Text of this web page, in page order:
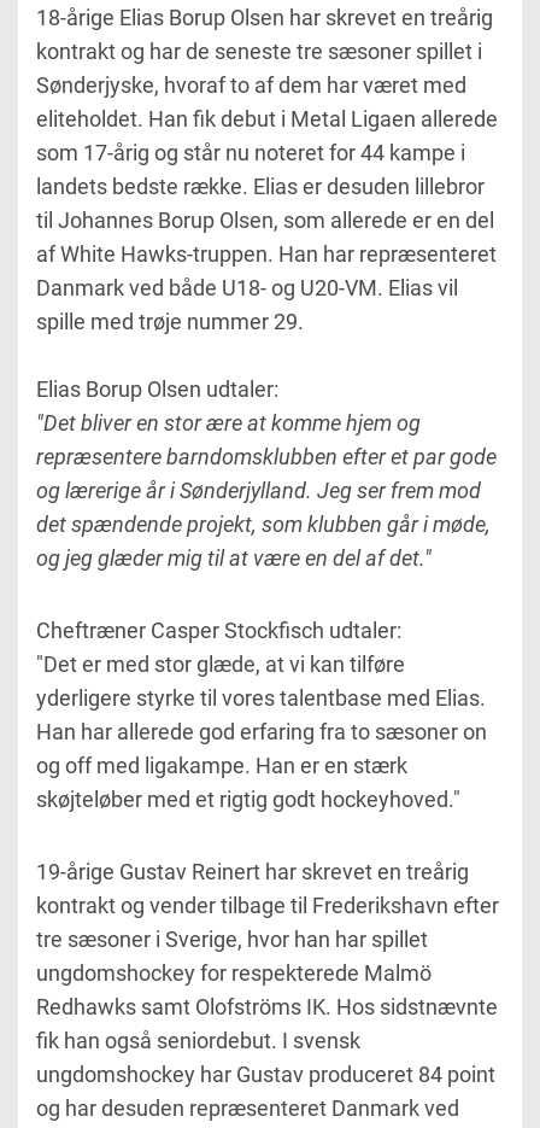
18-årige Elias Borup Olsen har skrevet en treårig
kontrakt og har de seneste tre sæsoner spillet i
Sønderjyske, hvoraf to af dem har været med
eliteholdet. Han fik debut i Metal Ligaen allerede
som 17-årig og står nu noteret for 44 kampe i
landets bedste række. Elias er desuden lillebror
til Johannes Borup Olsen, som allerede er en del
af White Hawks-truppen. Han har repræsenteret
Danmark ved både U18- og U20-VM. Elias vil
spille med trøje nummer 29.
Elias Borup Olsen udtaler:
"Det bliver en stor ære at komme hjem og
repræsentere barndomsklubben efter et par gode
og lærerige år i Sønderjylland. Jeg ser frem mod
det spændende projekt, som klubben går i møde,
og jeg glæder mig til at være en del af det."
Cheftræner Casper Stockfisch udtaler:
"Det er med stor glæde, at vi kan tilføre
yderligere styrke til vores talentbase med Elias.
Han har allerede god erfaring fra to sæsoner on
og off med ligakampe. Han er en stærk
skøjteløber med et rigtig godt hockeyhoved."
19-årige Gustav Reinert har skrevet en treårig
kontrakt og vender tilbage til Frederikshavn efter
tre sæsoner i Sverige, hvor han har spillet
ungdomshockey for respekterede Malmö
Redhawks samt Olofströms IK. Hos sidstnævnte
fik han også seniordebut. I svensk
ungdomshockey har Gustav produceret 84 point
og har desuden repræsenteret Danmark ved